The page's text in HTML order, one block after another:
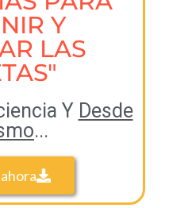
Y
LAS
Y Desde
...